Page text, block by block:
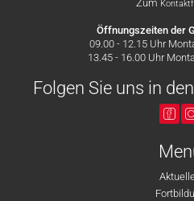
Zum
Öffnungszeiten der
09.00 - 12.15 Uhr
13.45 - 16.00 Uhr
Folgen Sie uns in